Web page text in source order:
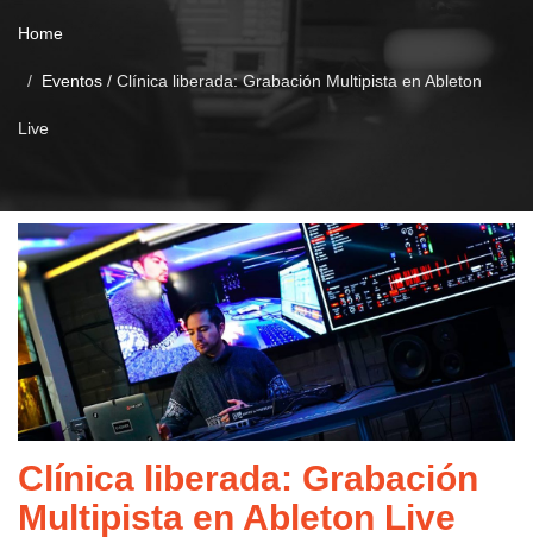
Home
Eventos / Clínica liberada: Grabación Multipista en Ableton
Live
Clínica liberada: Grabación
Multipista en Ableton Live